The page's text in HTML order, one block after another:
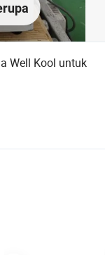
Well Kool untuk